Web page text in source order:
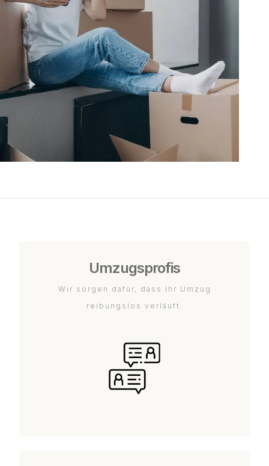
Umzugsprofis
Wir sorgen dafür, dass Ihr Umzug
reibungslos verläuft.